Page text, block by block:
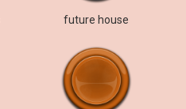
future house